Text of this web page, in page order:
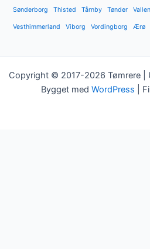
Sønderborg Thisted Tårnby Tønder
Vesthimmerland Viborg Vordingborg Ærø
Copyright © 2017-2026 Tømrere |
Bygget med WordPress |